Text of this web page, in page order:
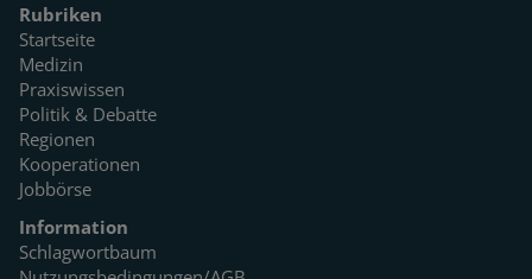
Rubriken
Startseite
Medizin
Praxiswissen
Politik & Debatte
Regionen
Kooperationen
Jobbörse
Information
Schlagwortbaum